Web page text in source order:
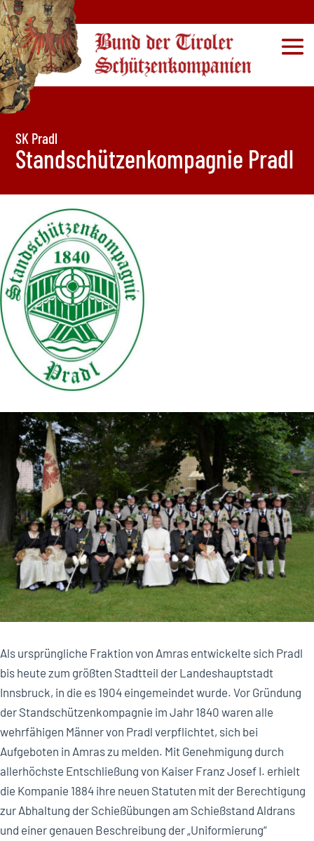
SK Pradl
Standschützenkompagnie Pradl
Als ursprüngliche Fraktion von Amras entwickelte sich Pradl
bis heute zum größten Stadtteil der Landeshauptstadt
Innsbruck, in die es 1904 eingemeindet wurde. Vor Gründung
der Standschützenkompagnie im Jahr 1840 waren alle
wehrfähigen Männer von Pradl verpflichtet, sich bei
Aufgeboten in Amras zu melden. Mit Genehmigung durch
allerhöchste Entschließung von Kaiser Franz Josef I. erhielt
die Kompanie 1884 ihre neuen Statuten mit der Berechtigung
zur Abhaltung der Schießübungen am Schießstand Aldrans
und einer genauen Beschreibung der „Uniformierung“